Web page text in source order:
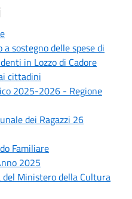
sostegno delle spese di
in Lozzo di Cadore
cittadini
2025-2026 - Regione
dei Ragazzi 26
Familiare
2025
Ministero della Cultura